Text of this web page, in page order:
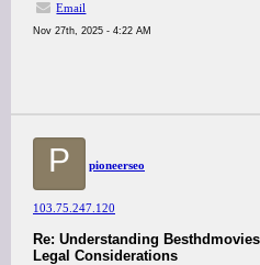
Email
Nov 27th, 2025 - 4:22 AM
P pioneerseo
103.75.247.120
Re: Understanding
Legal Considerations